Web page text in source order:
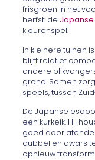
frisgroen in het
herfst: de
kleurenspel.
In kleinere tuinen
blijft relatief
andere
grond. Samen
speels, tussen
De Japanse
een kurkeik. Hij
goed doorlatende
dubbel en dwars
opnieuw